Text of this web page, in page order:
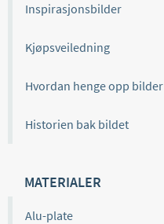
Inspirasjonsbilder
Kjøpsveiledning
Hvordan henge opp bilder
Historien bak bildet
MATERIALER
Alu-plate